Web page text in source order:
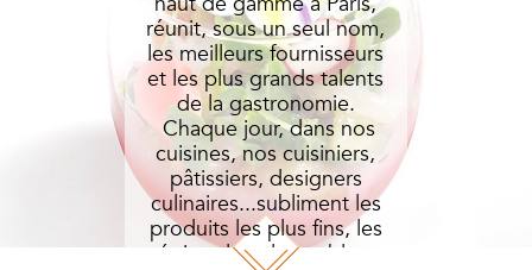
réunit, sous un seul nom,
les meilleurs fournisseurs
et les plus grands talents
de la gastronomie.
Chaque jour, dans nos
cuisines, nos cuisiniers,
pâtissiers, designers
culinaires...subliment les
produits les plus fins, les
épices les plus nobles.